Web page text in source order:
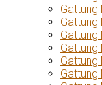
Gattung
Gattung
Gattung
Gattung
Gattung